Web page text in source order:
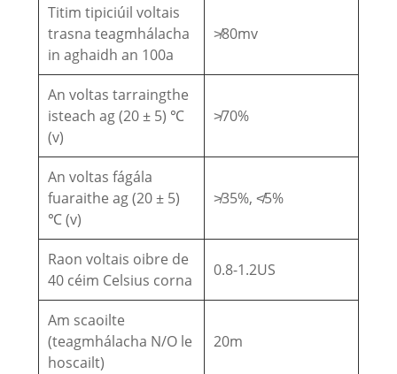
Titim tipiciúil voltais
trasna teagmhálacha
in aghaidh an 100a
≯80mv
An voltas tarraingthe
isteach ag (20 ± 5) ℃
(v)
≯70%
An voltas fágála
fuaraithe ag (20 ± 5)
℃ (v)
≯35%, ≮5%
Raon voltais oibre de
40 céim Celsius corna
0.8-1.2US
Am scaoilte
(teagmhálacha N/O le
hoscailt)
20m